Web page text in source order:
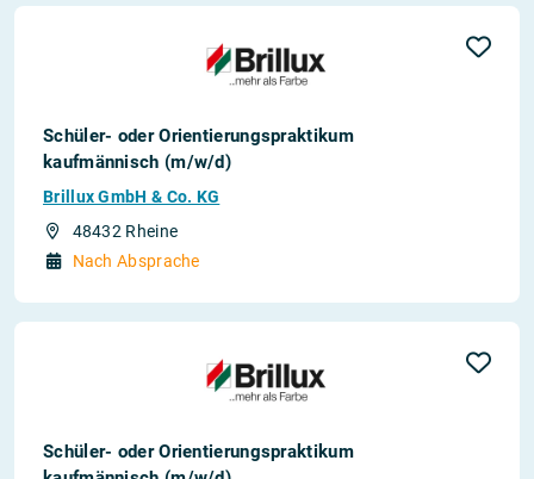
Schüler- oder Orientierungspraktikum
kaufmännisch (m/w/d)
Brillux GmbH & Co. KG
48432 Rheine
Nach Absprache
Schüler- oder Orientierungspraktikum